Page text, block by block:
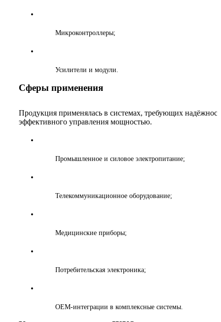
Микроконтроллеры;
Усилители и модули.
Сферы применения
Продукция применялась в системах, требующих
эффективного управления мощностью.
Промышленное и силовое электропитание;
Телекоммуникационное оборудование;
Медицинские приборы;
Потребительская электроника;
OEM‑интеграции в комплексные системы.